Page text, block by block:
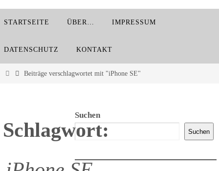
Inhalt
STARTSEITE ÜBER… IMPRESSUM
DATENSCHUTZ KONTAKT
StartBeiträge verschlagwortet mit "iPhone SE"
Schlagwort:
Suchen
Suchen